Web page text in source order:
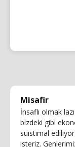
Misafir
İnsaflı olmak
bizdeki gibi
suistimal
isteriz.